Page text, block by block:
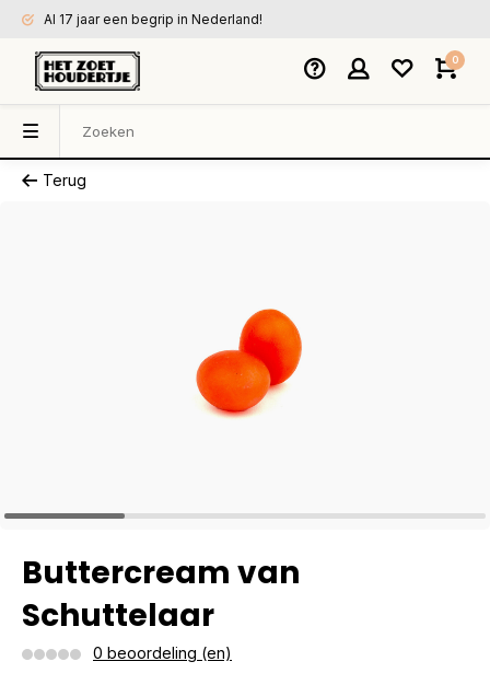
Al 17 jaar een begrip in Nederland!
0
Terug
Buttercream van
Schuttelaar
0 beoordeling (en)